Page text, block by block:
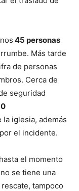
45 personas
Más tarde
de personas
Cerca de
seguridad
iglesia, además
el incidente.
el momento
se tiene una
tampoco